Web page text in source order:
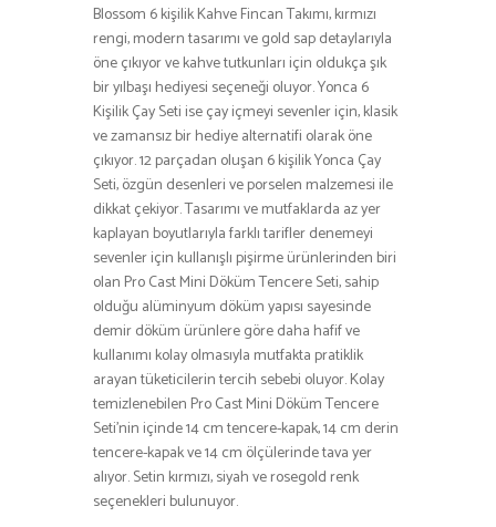
Blossom 6 kişilik Kahve Fincan Takımı, kırmızı
rengi, modern tasarımı ve gold sap detaylarıyla
öne çıkıyor ve kahve tutkunları için oldukça şık
bir yılbaşı hediyesi seçeneği oluyor. Yonca 6
Kişilik Çay Seti ise çay içmeyi sevenler için, klasik
ve zamansız bir hediye alternatifi olarak öne
çıkıyor. 12 parçadan oluşan 6 kişilik Yonca Çay
Seti, özgün desenleri ve porselen malzemesi ile
dikkat çekiyor. Tasarımı ve mutfaklarda az yer
kaplayan boyutlarıyla farklı tarifler denemeyi
sevenler için kullanışlı pişirme ürünlerinden biri
olan Pro Cast Mini Döküm Tencere Seti, sahip
olduğu alüminyum döküm yapısı sayesinde
demir döküm ürünlere göre daha hafif ve
kullanımı kolay olmasıyla mutfakta pratiklik
arayan tüketicilerin tercih sebebi oluyor. Kolay
temizlenebilen Pro Cast Mini Döküm Tencere
Seti’nin içinde 14 cm tencere-kapak, 14 cm derin
tencere-kapak ve 14 cm ölçülerinde tava yer
alıyor. Setin kırmızı, siyah ve rosegold renk
seçenekleri bulunuyor.